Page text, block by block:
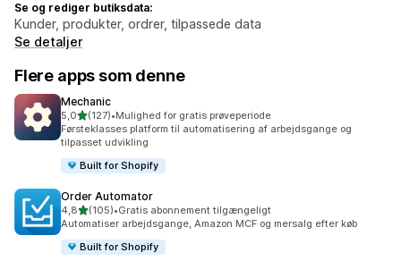
Se og rediger butiksdata:
Kunder, produkter, ordrer, tilpassede data
Se detaljer
Flere apps som denne
Mechanic
5,0ud af 5 stjerner
(127)
127 anmeldelser i alt
•Mulighed for gratis prøveperiode
Førsteklasses platform til automatisering af arbejdsgange og
tilpasset udvikling
Built for Shopify
Order Automator
4,8ud af 5 stjerner
(105)
105 anmeldelser i alt
•Gratis abonnement tilgængeligt
Automatiser arbejdsgange, Amazon MCF og mersalg efter køb
Built for Shopify